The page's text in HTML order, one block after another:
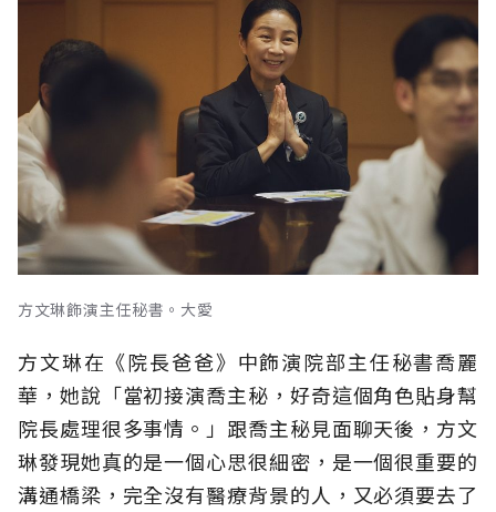
方文琳飾演主任秘書。大愛
方文琳在《院長爸爸》中飾演院部主任秘書喬麗
華，她說「當初接演喬主秘，好奇這個角色貼身幫
院長處理很多事情。」跟喬主秘見面聊天後，方文
琳發現她真的是一個心思很細密，是一個很重要的
溝通橋梁，完全沒有醫療背景的人，又必須要去了